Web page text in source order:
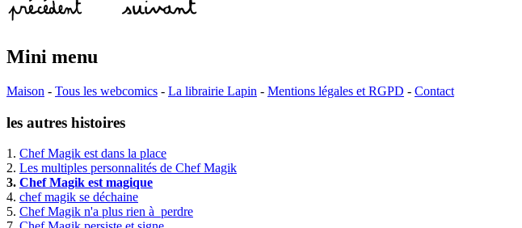
Mini menu
Maison - Tous les webcomics - La librairie Lapin - Mentions légales et RGPD - Contact
les autres histoires
1. Chef Magik est dans la place
2. Les multiples personnalités de Chef Magik
3. Chef Magik est magique
4. chef magik se déchaine
5. Chef Magik n'a plus rien à perdre